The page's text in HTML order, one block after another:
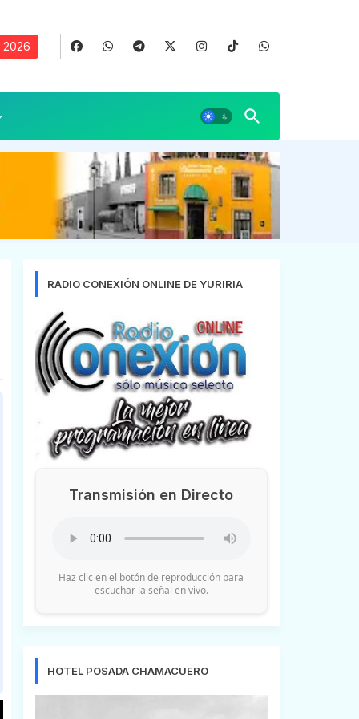
2026
RADIO CONEXIÓN ONLINE DE YURIRIA
Transmisión en Directo
Haz clic en el botón de reproducción para
escuchar la señal en vivo.
HOTEL POSADA CHAMACUERO